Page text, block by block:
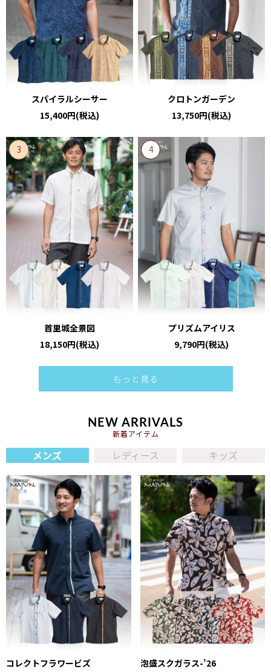
スパイラルシーサー
15,400円(税込)
クロトンガーデン
13,750円(税込)
首里城全景図
18,150円(税込)
プリズムアイリス
9,790円(税込)
もっと見る
NEW ARRIVALS
新着アイテム
メンズ レディース キッズ
コレクトフラワービズ
泡盛スクガラス-’26